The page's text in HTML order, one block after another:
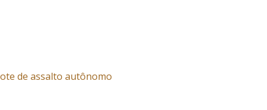
de assalto autônomo